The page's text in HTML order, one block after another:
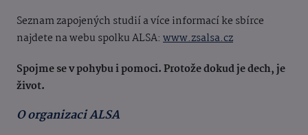
Seznam zapojených studií a více informací ke sbírce
najdete na webu spolku ALSA: www.zsalsa.cz
Spojme se v pohybu i pomoci. Protože dokud je dech, je
život.
O organizaci ALSA